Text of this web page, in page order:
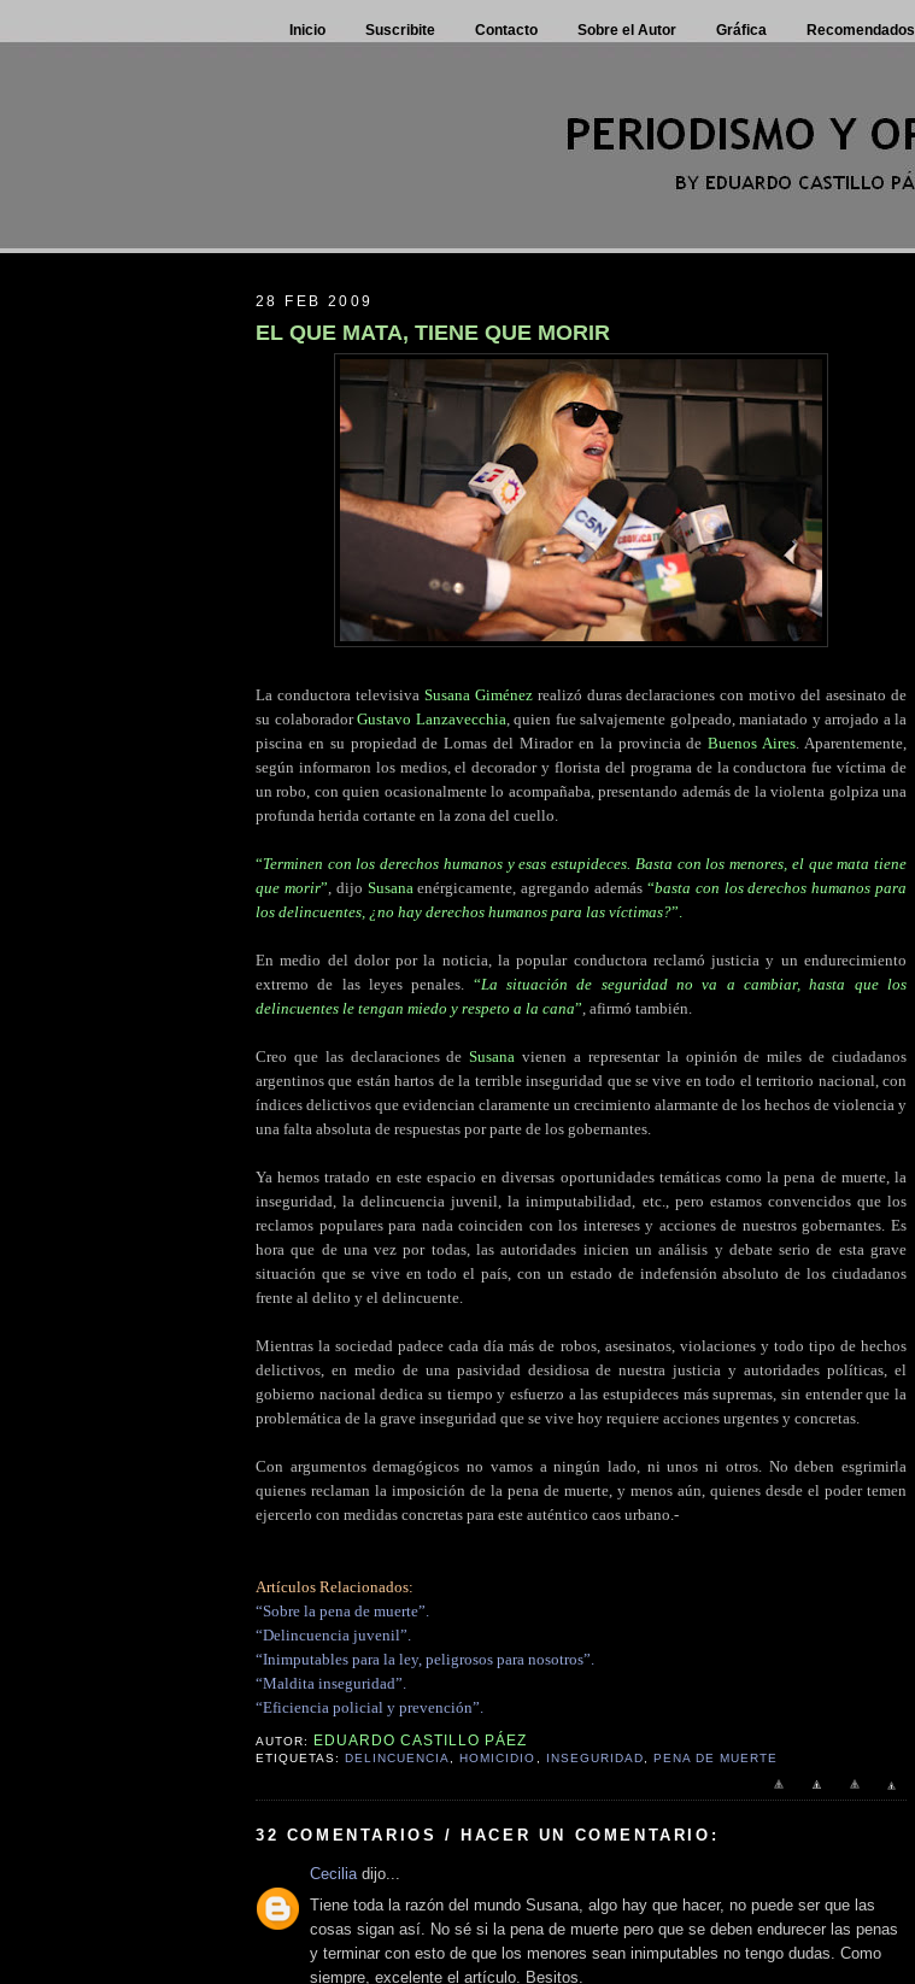
Inicio Suscribite Contacto Sobre el Autor Gráfica Recomendados
28 FEB 2009
EL QUE MATA, TIENE QUE MORIR
La conductora televisiva Susana Giménez realizó duras declaraciones con motivo del asesinato de
su colaborador Gustavo Lanzavecchia, quien fue salvajemente golpeado, maniatado y arrojado a la
piscina en su propiedad de Lomas del Mirador en la provincia deBuenos Aires. Aparentemente,
según informaron los medios, el decorador y florista del programa de la conductora fue víctima de
un robo, con quien ocasionalmente lo acompañaba, presentando además de la violenta golpiza una
profunda herida cortante en la zona del cuello.
“Terminen con los derechos humanos y esas estupideces. Basta con los menores, el que mata tiene
que morir”, dijo Susana enérgicamente, agregando además “basta con los derechos humanos para
los delincuentes, ¿no hay derechos humanos para las víctimas?”.
En medio del dolor por la noticia, la popular conductora reclamó justicia y un endurecimiento
extremo de las leyes penales. “La situación de seguridad no va a cambiar, hasta que los
delincuentes le tengan miedo y respeto a la cana”, afirmó también.
Creo que las declaraciones deSusana vienen a representar la opinión de miles de ciudadanos
argentinos que están hartos de la terrible inseguridad que se vive en todo el territorio nacional, con
índices delictivos que evidencian claramente un crecimiento alarmante de los hechos de violencia y
una falta absoluta de respuestas por parte de los gobernantes.
Ya hemos tratado en este espacio en diversas oportunidades temáticas como la pena de muerte, la
inseguridad, la delincuencia juvenil, la inimputabilidad, etc., pero estamos convencidos que los
reclamos populares para nada coinciden con los intereses y acciones de nuestros gobernantes. Es
hora que de una vez por todas, las autoridades inicien un análisis y debate serio de esta grave
situación que se vive en todo el país, con un estado de indefensión absoluto de los ciudadanos
frente al delito y el delincuente.
Mientras la sociedad padece cada día más de robos, asesinatos, violaciones y todo tipo de hechos
delictivos, en medio de una pasividad desidiosa de nuestra justicia y autoridades políticas, el
gobierno nacional dedica su tiempo y esfuerzo a las estupideces más supremas, sin entender que la
problemática de la grave inseguridad que se vive hoy requiere acciones urgentes y concretas.
Con argumentos demagógicos no vamos a ningún lado, ni unos ni otros. No deben esgrimirla
quienes reclaman la imposición de la pena de muerte, y menos aún, quienes desde el poder temen
ejercerlo con medidas concretas para este auténtico caos urbano.-
Artículos Relacionados:
“Sobre la pena de muerte”.
“Delincuencia juvenil”.
“Inimputables para la ley, peligrosos para nosotros”.
“Maldita inseguridad”.
“Eficiencia policial y prevención”.
AUTOR: EDUARDO CASTILLO PÁEZ
ETIQUETAS:DELINCUENCIA ,HOMICIDIO INSEGURIDAD PENA DE MUERTE
32 COMENTARIOS / HACER UN COMENTARIO:
Cecilia dijo...
Tiene toda la razón del mundo Susana, algo hay que hacer, no puede ser que las
cosas sigan así. No sé si la pena de muerte pero que se deben endurecer las penas
y terminar con esto de que los menores sean inimputables no tengo dudas. Como
siempre, excelente el artículo. Besitos.